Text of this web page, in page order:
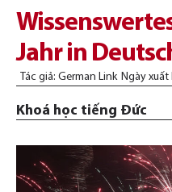
Jahr in
Tác giả: German Link Ngày xuất
Khoá học tiếng Đức